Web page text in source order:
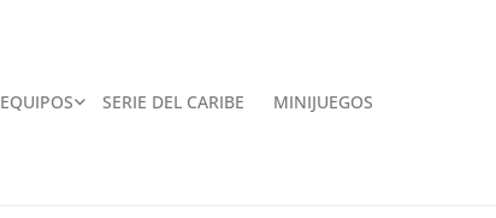
EQUIPOS SERIE DEL CARIBE MINIJUEGOS